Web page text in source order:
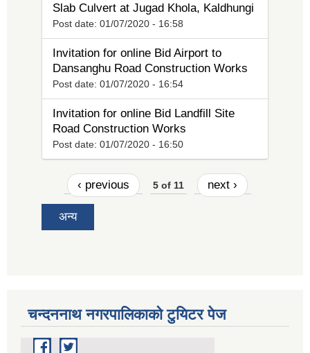
Slab Culvert at Jugad Khola, Kaldhungi
Post date: 01/07/2020 - 16:58
Invitation for online Bid Airport to
Dansanghu Road Construction Works
Post date: 01/07/2020 - 16:54
Invitation for online Bid Landfill Site
Road Construction Works
Post date: 01/07/2020 - 16:50
‹ previous 5 of 11 next ›
अन्य
चन्दननाथ नगरपालिकाको टुयिटर पेज